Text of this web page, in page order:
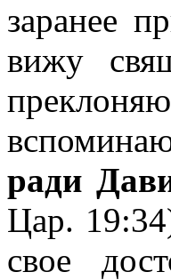
заранее
вижу
ради
Цар.
свое